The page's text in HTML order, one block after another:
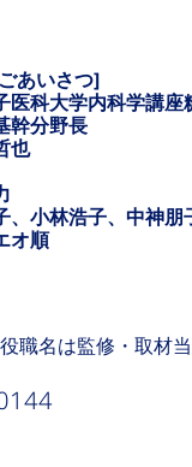
あいさつ]
医科大学内科学講
幹分野長
也
、小林浩子、中神
オ順
職名は監修・取材当